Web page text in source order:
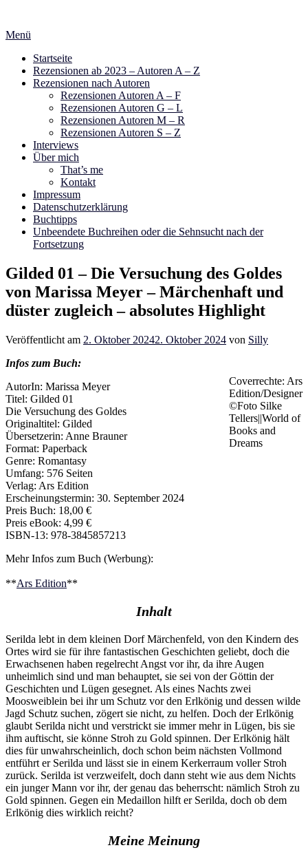
springen
Menü
Startseite
Rezensionen ab 2023 – Autoren A – Z
Rezensionen nach Autoren
Rezensionen Autoren A – F
Rezensionen Autoren G – L
Rezensionen Autoren M – R
Rezensionen Autoren S – Z
Interviews
Über mich
That’s me
Kontakt
Impressum
Datenschutzerklärung
Buchtipps
Unbeendete Buchreihen oder die Sehnsucht nach der
Fortsetzung
Gilded 01 – Die Versuchung des Goldes
von Marissa Meyer – Märchenhaft und
düster zugleich – absolutes Highlight
Veröffentlicht am 2. Oktober 20242. Oktober 2024 von Silly
Coverrechte: Ars
Edition/Designer
©Foto Silke
Tellers||World of
Books and
Dreams
Infos zum Buch:
AutorIn: Marissa Meyer
Titel: Gilded 01
Die Versuchung des Goldes
Originaltitel: Gilded
Übersetzerin: Anne Brauner
Format: Paperback
Genre: Romantasy
Umfang: 576 Seiten
Verlag: Ars Edition
Erscheinungstermin: 30. September 2024
Preis Buch: 18,00 €
Preis eBook: 4,99 €
ISBN-13: 978-3845857213
Mehr Infos zum Buch (Werbung):
**Ars Edition**
Inhalt
Serilda lebt in dem kleinen Dorf Märchenfeld, von den Kindern des
Ortes wird sie für ihre fantastischen Geschichten geliebt, doch die
Erwachsenen haben regelrecht Angst vor ihr, da ihre Augen
unheimlich sind und man behauptet, sie sei von der Göttin der
Geschichten und Lügen gesegnet. Als eines Nachts zwei
Moosweiblein bei ihr um Schutz vor den Erlkönig und dessen wilde
Jagd Schutz suchen, zögert sie nicht, zu helfen. Doch der Erlkönig
glaubt Serilda nicht und verstrickt sie immer mehr in Lügen, bis sie
ihm auftischt, sie könne Stroh zu Gold spinnen. Der Erlkönig hält
dies für unwahrscheinlich, doch schon beim nächsten Vollmond
entführt er Serilda und lässt sie in einem Kerkerraum voller Stroh
zurück. Serilda ist verzweifelt, doch dann steht wie aus dem Nichts
ein junger Mann vor ihr, der genau das beherrscht: nämlich Stroh zu
Gold spinnen. Gegen ein Medaillon hilft er Serilda, doch ob dem
Erlkönig dies wirklich reicht?
Meine Meinung